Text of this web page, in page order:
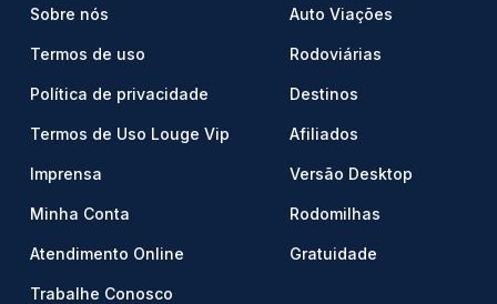
Sobre nós
Termos de uso
Política de privacidade
Termos de Uso Louge Vip
Imprensa
Minha Conta
Atendimento Online
Trabalhe Conosco
Auto Viações
Rodoviárias
Destinos
Afiliados
Versão Desktop
Rodomilhas
Gratuidade